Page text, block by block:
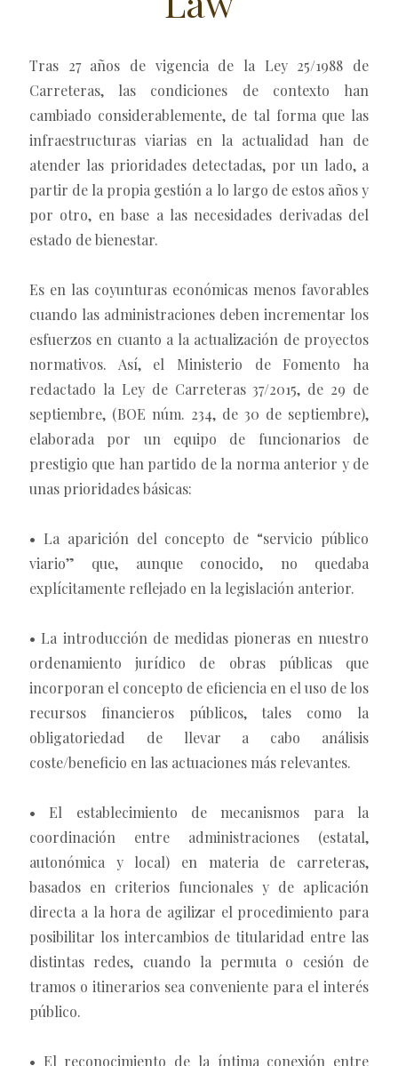
Tras 27 años de vigencia de la Ley 25/1988 de
Carreteras, las condiciones de contexto han
cambiado considerablemente, de tal forma que las
infraestructuras viarias en la actualidad han de
atender las prioridades detectadas, por un lado, a
partir de la propia gestión a lo largo de estos años y
por otro, en base a las necesidades derivadas del
estado de bienestar.
Es en las coyunturas económicas menos favorables
cuando las administraciones deben incrementar los
esfuerzos en cuanto a la actualización de proyectos
normativos. Así, el Ministerio de Fomento ha
redactado la Ley de Carreteras 37/2015, de 29 de
septiembre, (BOE núm. 234, de 30 de septiembre),
elaborada por un equipo de funcionarios de
prestigio que han partido de la norma anterior y de
unas prioridades básicas:
• La aparición del concepto de “servicio público
viario” que, aunque conocido, no quedaba
explícitamente reflejado en la legislación anterior.
• La introducción de medidas pioneras en nuestro
ordenamiento jurídico de obras públicas que
incorporan el concepto de eficiencia en el uso de los
recursos financieros públicos, tales como la
obligatoriedad de llevar a cabo análisis
coste/beneficio en las actuaciones más relevantes.
• El establecimiento de mecanismos para la
coordinación entre administraciones (estatal,
autonómica y local) en materia de carreteras,
basados en criterios funcionales y de aplicación
directa a la hora de agilizar el procedimiento para
posibilitar los intercambios de titularidad entre las
distintas redes, cuando la permuta o cesión de
tramos o itinerarios sea conveniente para el interés
público.
• El reconocimiento de la íntima conexión entre